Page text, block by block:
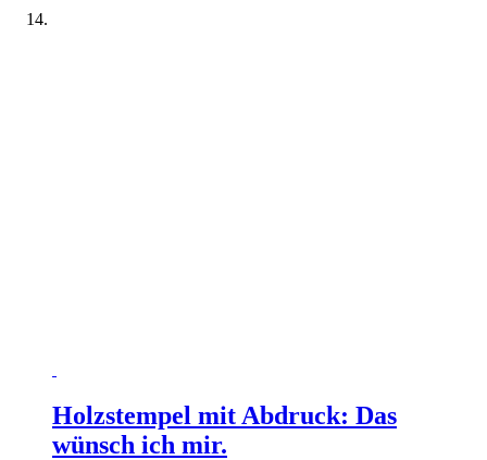
Holzstempel mit Abdruck: Das
wünsch ich mir.